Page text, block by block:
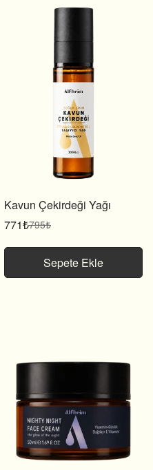
Kavun Çekirdeği Yağı
Satış
fiyatı
771₺
Normal
fiyat
795₺
Sepete Ekle